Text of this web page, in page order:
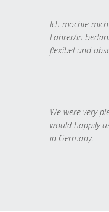
Ich möchte
Fahrer/in
flexibel und
We were very
would happily
in Germany.